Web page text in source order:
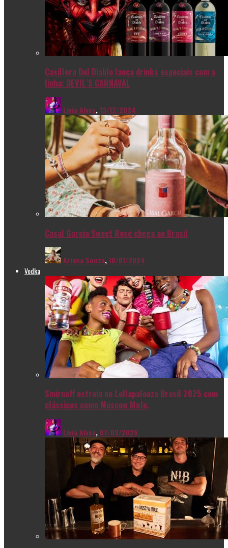
Casillero Del Diablo lança drinks especiais com a
linha: DEVIL’S CARNAVAL
Livia Alves,13/12/2024
Casal Garcia Sweet Rosé chega ao Brasil
Ariana Souza,10/01/2024
Vodka
Smirnoff estreia no Lollapalooza Brasil 2025 com
clássicos como Moscow Mule.
Livia Alves, 07/03/2025